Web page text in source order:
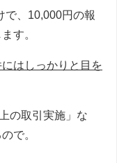
で、10,000円の報
す。
はしっかりと目を
の取引実施」な
で。